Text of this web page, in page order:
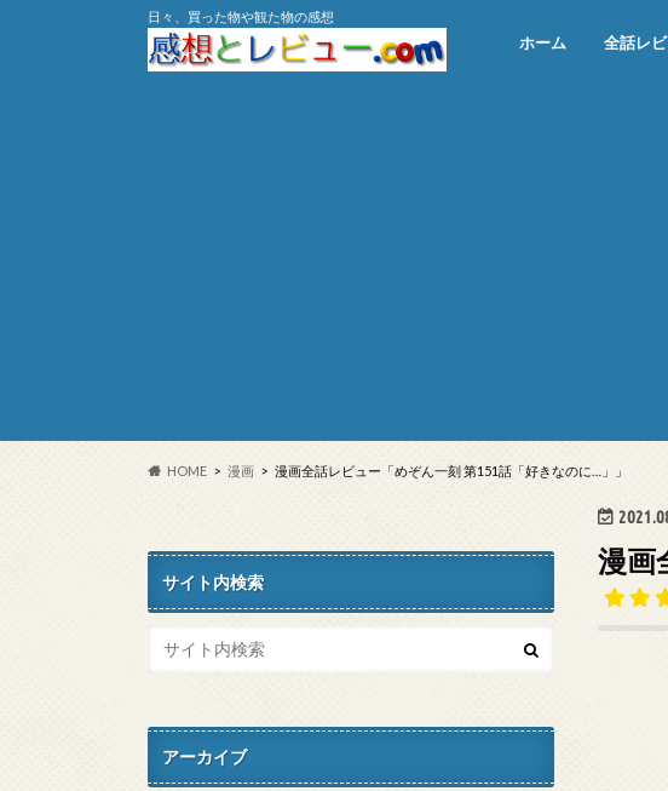
日々、買った物や観た物の感想
ホーム 全話レ
HOME 漫画 漫画全話レビュー「めぞん一刻 第151話「好きなのに…」」
漫画
サイト内検索
アーカイブ